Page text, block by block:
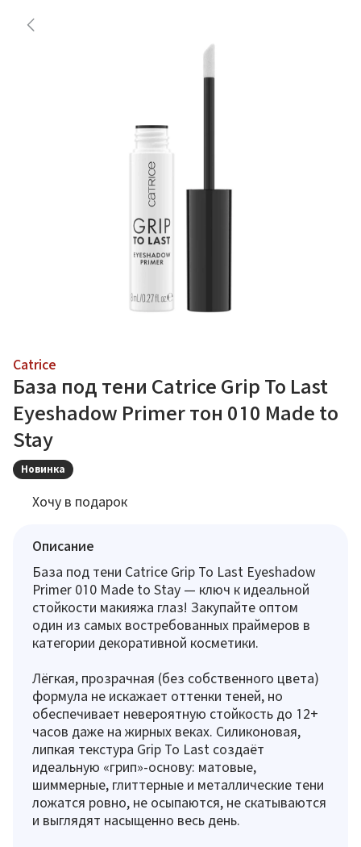
Catrice
База под тени Catrice Grip To Last
Eyeshadow Primer тон 010 Made to
Stay
Новинка
Хочу в подарок
Описание
База под тени Catrice Grip To Last Eyeshadow
Primer 010 Made to Stay — ключ к идеальной
стойкости макияжа глаз! Закупайте оптом
один из самых востребованных праймеров в
категории декоративной косметики.
Лёгкая, прозрачная (без собственного цвета)
формула не искажает оттенки теней, но
обеспечивает невероятную стойкость до 12+
часов даже на жирных веках. Силиконовая,
липкая текстура Grip To Last создаёт
идеальную «грип»-основу: матовые,
шиммерные, глиттерные и металлические тени
ложатся ровно, не осыпаются, не скатываются
и выглядят насыщенно весь день.